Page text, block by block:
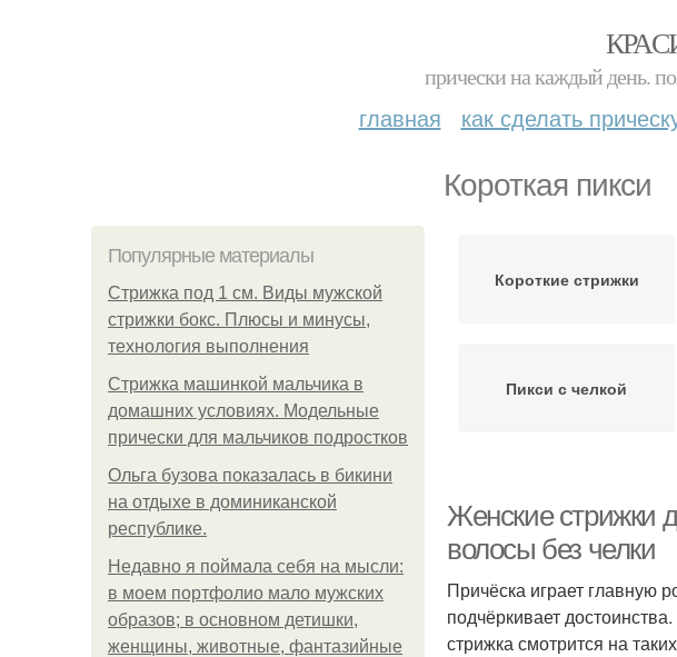
прически на каждый день.
главная как сделать
Короткая пикси
Популярные материалы
Стрижка под 1 см. Виды мужской
стрижки бокс. Плюсы и минусы,
технология выполнения
Стрижка машинкой мальчика в
домашних условиях. Модельные
прически для мальчиков подростков
Ольга бузова показалась в бикини
на отдыхе в доминиканской
республике.
Недавно я поймала себя на мысли:
в моем портфолио мало мужских
образов; в основном детишки,
женщины, животные, фантазийные
Короткие стрижки
Пикси с челкой
Женские стрижки
волосы без челки
Причёска играет главную
подчёркивает
стрижка смотрится на